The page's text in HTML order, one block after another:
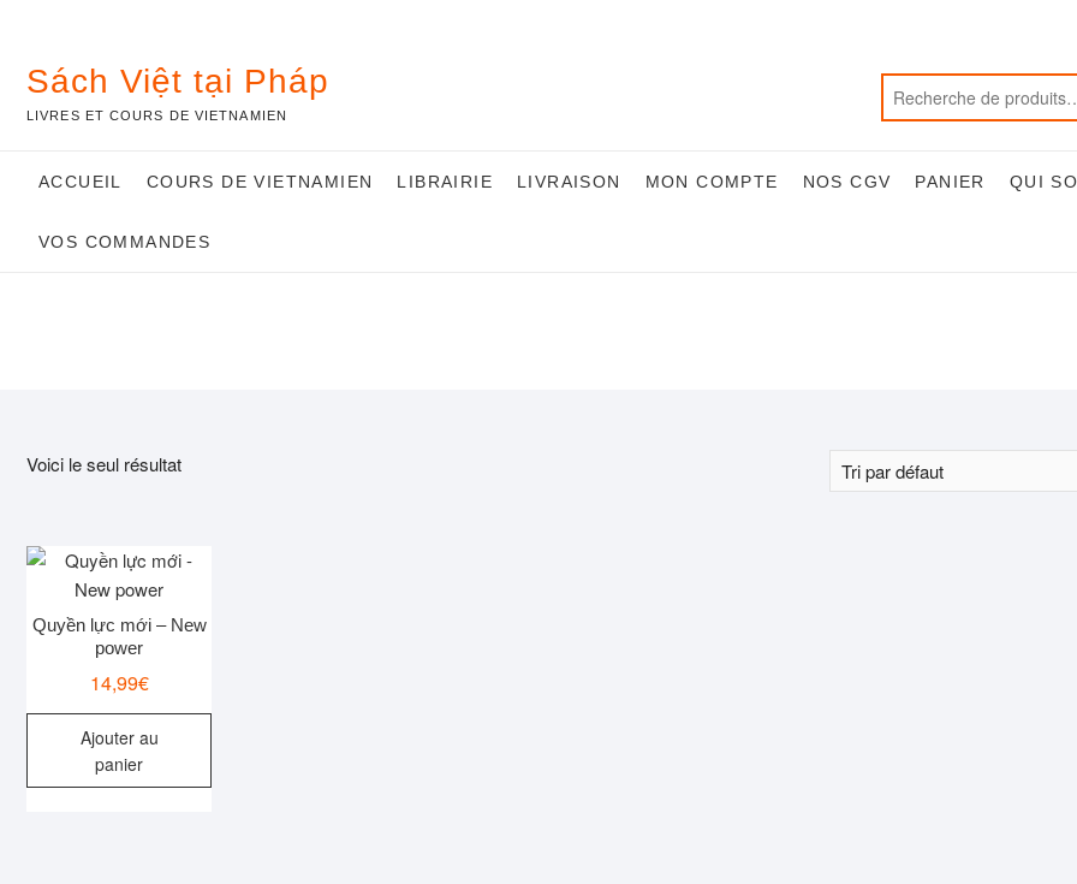
contentSách Việt tại Pháp
LIVRES ET COURS DE VIETNAMIEN
ACCUEIL COURS DE VIETNAMIEN LIBRAIRIE LIVRAISON MON COMPTE NOS CGV PANIER QUI
VOS COMMANDES
Voici le seul résultat
Quyền lực mới – New
power
14,99€
Ajouter au
panier